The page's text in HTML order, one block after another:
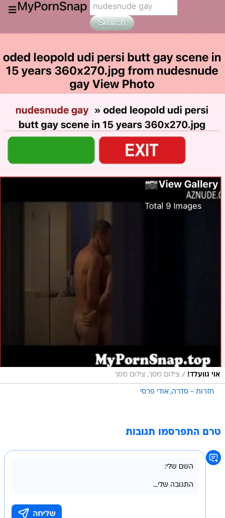
אוי גוועלד! / צילום מסך, צילום מסך
חזרות - סדרה אודי פרסי
טרם התפרסמו תגובות